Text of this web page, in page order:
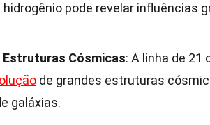
pode revelar influências
Estruturas Cósmicas: A linha de 21
de grandes estruturas
galáxias.